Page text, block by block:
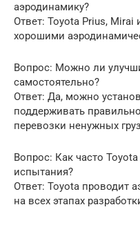
аэродинамику?
Ответ: Toyota Prius,
хорошими
Вопрос: Можно ли
самостоятельно?
Ответ: Да, можно
поддерживать
перевозки ненужных
Вопрос: Как часто
испытания?
Ответ: Toyota проводит
на всех этапах